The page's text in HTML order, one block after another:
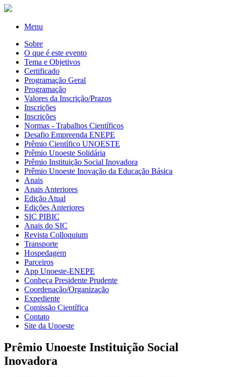
Menu
Sobre
O que é este evento
Tema e Objetivos
Certificado
Programação Geral
Programação
Valores da Inscrição/Prazos
Inscrições
Inscrições
Normas - Trabalhos Científicos
Desafio Empreenda ENEPE
Prêmio Científico UNOESTE
Prêmio Unoeste Solidária
Prêmio Instituição Social Inovadora
Prêmio Unoeste Inovação da Educação Básica
Anais
Anais Anteriores
Edição Atual
Edições Anteriores
SIC PIBIC
Anais do SIC
Revista Colloquium
Transporte
Hospedagem
Parceiros
App Unoeste-ENEPE
Conheça Presidente Prudente
Coordenação/Organização
Expediente
Comissão Científica
Contato
Site da Unoeste
Prêmio Unoeste Instituição Social
Inovadora